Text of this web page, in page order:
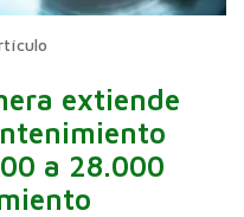
extiende
a 28.000